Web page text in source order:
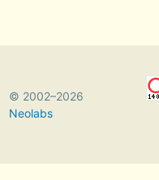
© 2002–2026
Neolabs